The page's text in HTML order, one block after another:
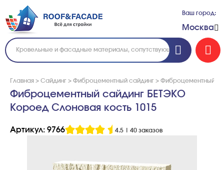
Ваш город:
Москва
Главная > Сайдинг > Фиброцементный сайдинг > Фиброцементный
Фиброцементный сайдинг БЕТЭКО
Короед Слоновая кость 1015
Артикул: 9766 4.5 40 заказов